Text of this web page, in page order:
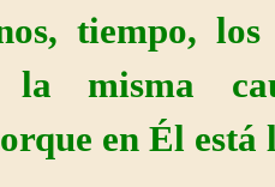
tiempo,
la misma
en Él está